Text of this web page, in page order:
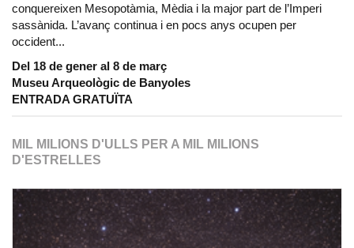
conquereixen Mesopotàmia, Mèdia i la major part de l’Imperi
sassànida. L’avanç continua i en pocs anys ocupen per
occident...
Del 18 de gener al 8 de març
Museu Arqueològic de Banyoles
ENTRADA GRATUÏTA
MIL MILIONS D'ULLS PER A MIL MILIONS
D'ESTRELLES